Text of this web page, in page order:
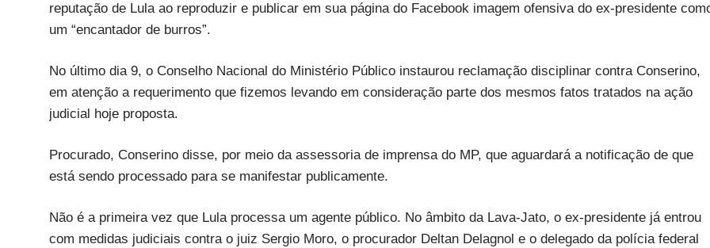
reputação de Lula ao reproduzir e publicar em sua página do Facebook imagem ofensiva do ex-presidente
um “encantador de burros”.
No último dia 9, o Conselho Nacional do Ministério Público instaurou reclamação disciplinar contra Conserino,
em atenção a requerimento que fizemos levando em consideração parte dos mesmos fatos tratados na ação
judicial hoje proposta.​
Procurado, Conserino disse, por meio da assessoria de imprensa do MP, que aguardará a notificação de que
está sendo processado para se manifestar publicamente.
Não é a primeira vez que Lula processa um agente público. No âmbito da Lava-Jato, o ex-presidente já entrou
com medidas judiciais contra o juiz Sergio Moro, o procurador Deltan Delagnol e o delegado da polícia federal